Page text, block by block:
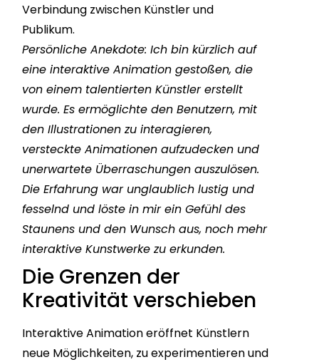
Verbindung zwischen Künstler und
Publikum.
Persönliche Anekdote: Ich bin kürzlich auf
eine interaktive Animation gestoßen, die
von einem talentierten Künstler erstellt
wurde. Es ermöglichte den Benutzern, mit
den Illustrationen zu interagieren,
versteckte Animationen aufzudecken und
unerwartete Überraschungen auszulösen.
Die Erfahrung war unglaublich lustig und
fesselnd und löste in mir ein Gefühl des
Staunens und den Wunsch aus, noch mehr
interaktive Kunstwerke zu erkunden.
Die Grenzen der
Kreativität verschieben
Interaktive Animation eröffnet Künstlern
neue Möglichkeiten, zu experimentieren und